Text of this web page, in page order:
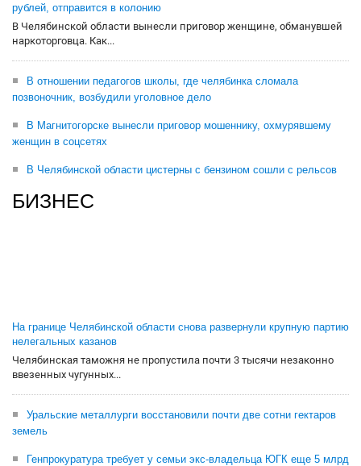
рублей, отправится в колонию
В Челябинской области вынесли приговор женщине, обманувшей
наркоторговца. Как...
В отношении педагогов школы, где челябинка сломала
позвоночник, возбудили уголовное дело
В Магнитогорске вынесли приговор мошеннику, охмурявшему
женщин в соцсетях
В Челябинской области цистерны с бензином сошли с рельсов
БИЗНЕС
На границе Челябинской области снова развернули крупную партию
нелегальных казанов
Челябинская таможня не пропустила почти 3 тысячи незаконно
ввезенных чугунных...
Уральские металлурги восстановили почти две сотни гектаров
земель
Генпрокуратура требует у семьи экс-владельца ЮГК еще 5 млрд